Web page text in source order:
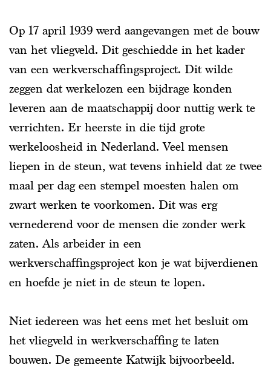
Op 17 april 1939 werd aangevangen met de bouw
van het vliegveld. Dit geschiedde in het kader
van een werkverschaffingsproject. Dit wilde
zeggen dat werkelozen een bijdrage konden
leveren aan de maatschappij door nuttig werk te
verrichten. Er heerste in die tijd grote
werkeloosheid in Nederland. Veel mensen
liepen in de steun, wat tevens inhield dat ze twee
maal per dag een stempel moesten halen om
zwart werken te voorkomen. Dit was erg
vernederend voor de mensen die zonder werk
zaten. Als arbeider in een
werkverschaffingsproject kon je wat bijverdienen
en hoefde je niet in de steun te lopen.
Niet iedereen was het eens met het besluit om
het vliegveld in werkverschaffing te laten
bouwen. De gemeente Katwijk bijvoorbeeld.